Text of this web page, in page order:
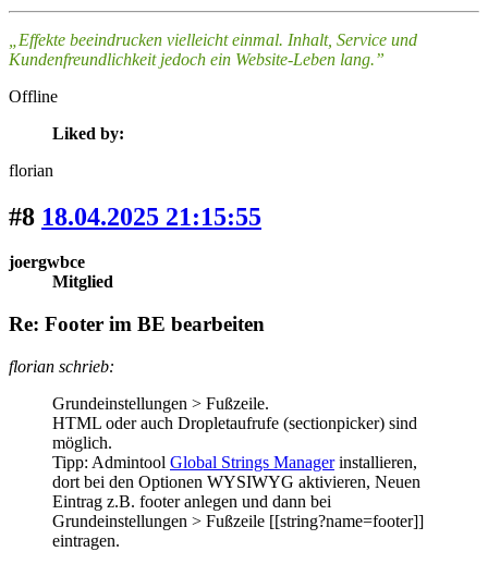
„Effekte beeindrucken vielleicht einmal. Inhalt, Service und
Kundenfreundlichkeit jedoch ein Website-Leben lang.”
Offline
Liked by:
florian
#8 18.04.2025 21:15:55
joergwbce
Mitglied
Re: Footer im BE bearbeiten
florian schrieb:
Grundeinstellungen > Fußzeile.
HTML oder auch Dropletaufrufe (sectionpicker) sind
möglich.
Tipp: Admintool Global Strings Managerinstallieren,
dort bei den Optionen WYSIWYG aktivieren, Neuen
Eintrag z.B. footer anlegen und dann bei
Grundeinstellungen > Fußzeile [[string?name=footer]]
eintragen.